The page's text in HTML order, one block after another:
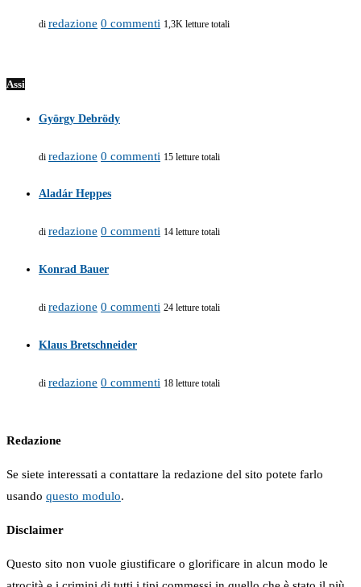
di redazione 0 commenti 1,3K letture totali
Assi
György Debrödy
di redazione 0 commenti 15 letture totali
Aladár Heppes
di redazione 0 commenti 14 letture totali
Konrad Bauer
di redazione 0 commenti 24 letture totali
Klaus Bretschneider
di redazione 0 commenti 18 letture totali
Redazione
Se siete interessati a contattare la redazione del sito potete farlo
usando questo modulo.
Disclaimer
Questo sito non vuole giustificare o glorificare in alcun modo le